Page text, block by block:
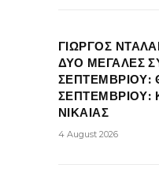
ΓΙΩΡΓΟΣ
ΔΥΟ ΜΕΓΑΛΕΣ
ΣΕΠΤΕΜΒΡΙΟΥ:
ΣΕΠΤΕΜΒΡΙΟΥ:
ΝΙΚΑΙΑΣ
4 August 2026